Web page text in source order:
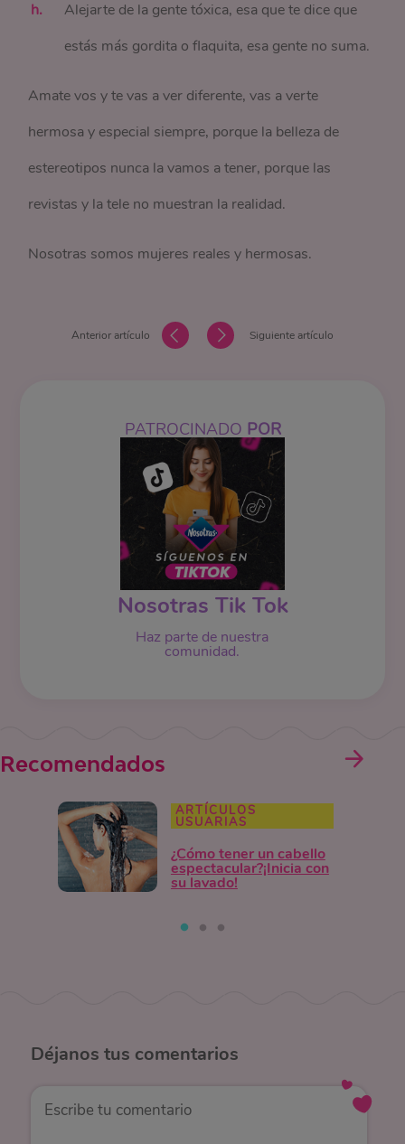
Alejarte de la gente tóxica, esa que te dice que
estás más gordita o flaquita, esa gente no suma.
Amate vos y te vas a ver diferente, vas a verte
hermosa y especial siempre, porque la belleza de
estereotipos nunca la vamos a tener, porque las
revistas y la tele no muestran la realidad.
Nosotras somos mujeres reales y hermosas.
Anterior artículo Siguiente artículo
PATROCINADO POR
Nosotras Tik Tok
Haz parte de nuestra
comunidad.
Recomendados
ARTÍCULOS
USUARIAS
¿Cómo tener un cabello
espectacular?¡Inicia con
su lavado!
Déjanos tus comentarios